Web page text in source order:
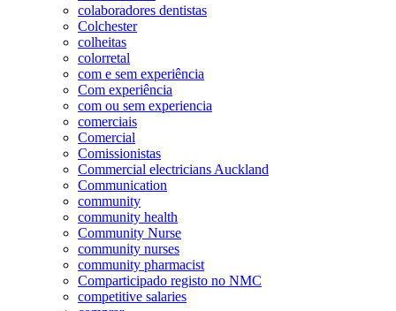
colaboradores dentistas
Colchester
colheitas
colorretal
com e sem experiência
Com experiência
com ou sem experiencia
comerciais
Comercial
Comissionistas
Commercial electricians Auckland
Communication
community
community health
Community Nurse
community nurses
community pharmacist
Comparticipado registo no NMC
competitive salaries